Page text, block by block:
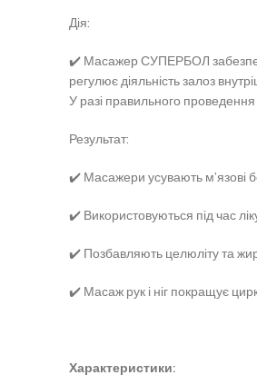
Дія:
✔️ Масажер СУПЕРБОЛ
регулює діяльність залоз
У разі правильного проведення
Результат:
✔️ Масажери усувають м’язові
✔️ Використовуються під час
✔️ Позбавляють целюліту та
✔️ Масаж рук і ніг покращує
Характеристики: